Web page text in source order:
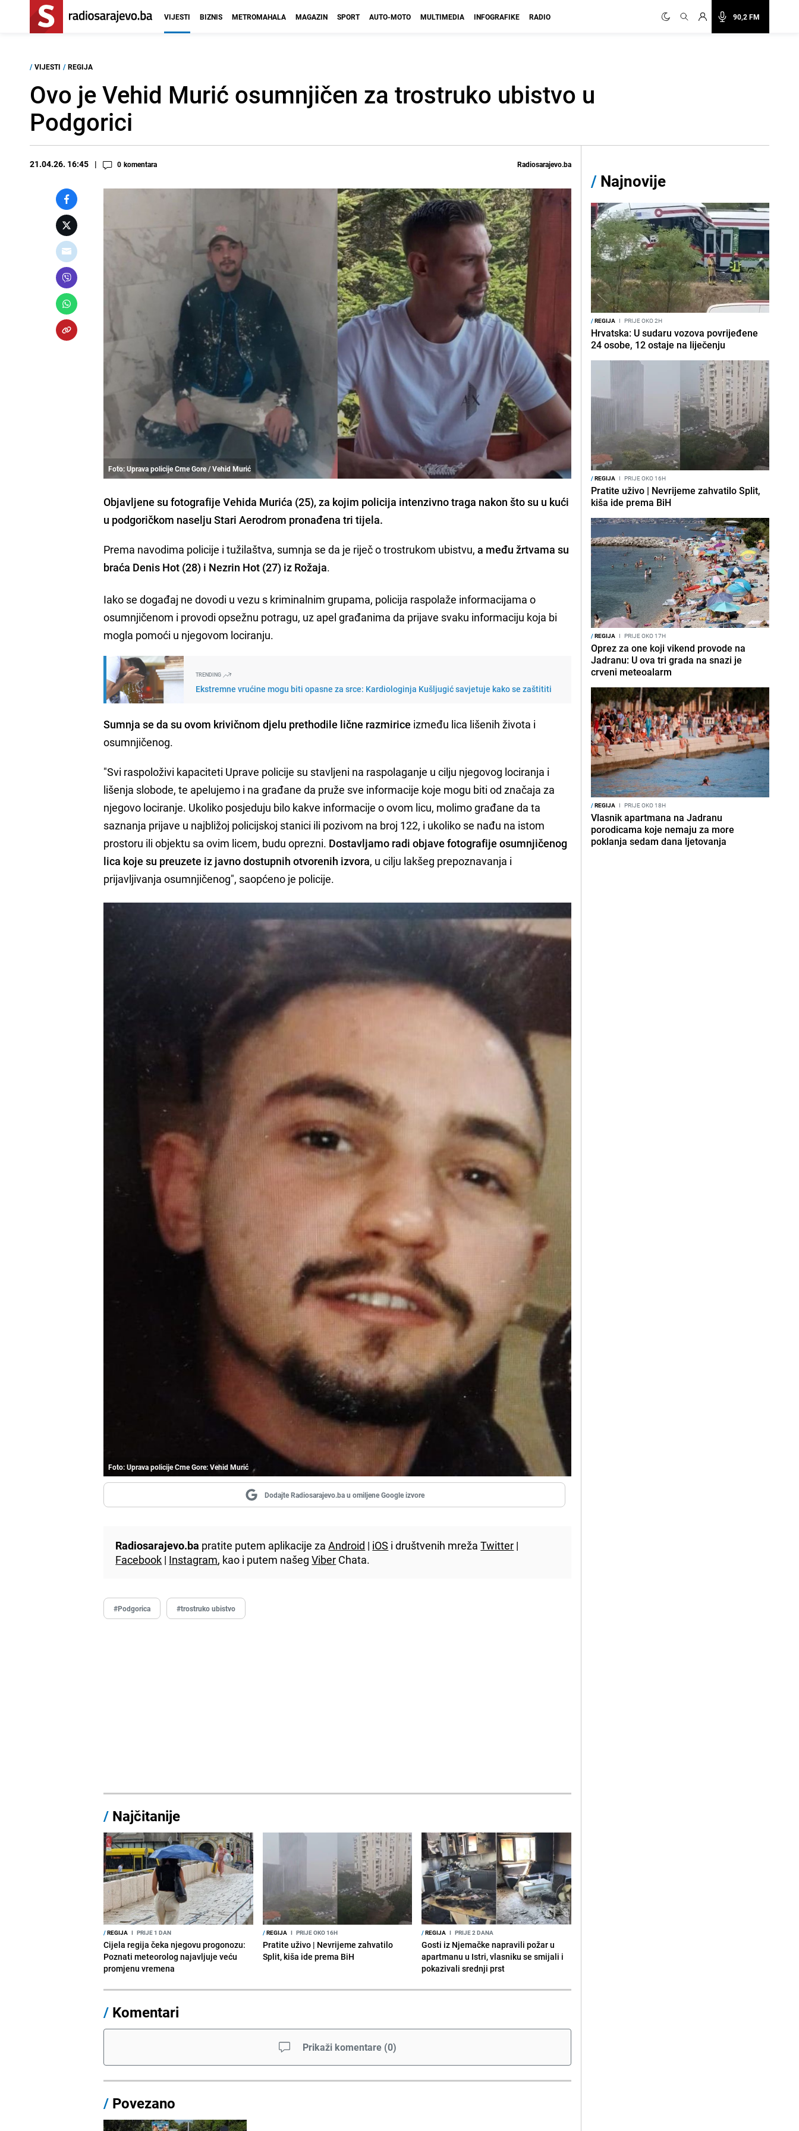
90,2 FM
VIJESTI BIZNIS METROMAHALA MAGAZIN SPORT AUTO-MOTO MULTIMEDIA INFOGRAFIKE RADIO
/ VIJESTI / REGIJA
Ovo je Vehid Murić osumnjičen za trostruko ubistvo u
Podgorici
21.04.26. 16:45 0 komentara Radiosarajevo.ba
Foto: Uprava policije Crne Gore / Vehid Murić
Objavljene su fotografije Vehida Murića (25), za kojim policija intenzivno traga nakon što su u kući
u podgoričkom naselju Stari Aerodrom pronađena tri tijela.
Prema navodima policije i tužilaštva, sumnja se da je riječ o trostrukom ubistvu,a među žrtvama su
braća Denis Hot (28) i Nezrin Hot (27) iz Rožaja.
Iako se događaj ne dovodi u vezu s kriminalnim grupama, policija raspolaže informacijama o
osumnjičenom i provodi opsežnu potragu, uz apel građanima da prijave svaku informaciju koja bi
mogla pomoći u njegovom lociranju.
TRENDING
Ekstremne vrućine mogu biti opasne za srce: Kardiologinja Kušljugić savjetuje kako se zaštititi
Sumnja se da su ovom krivičnom djelu prethodile lične razmirice između lica lišenih života i
osumnjičenog.
"Svi raspoloživi kapaciteti Uprave policije su stavljeni na raspolaganje u cilju njegovog lociranja i
lišenja slobode, te apelujemo i na građane da pruže sve informacije koje mogu biti od značaja za
njegovo lociranje. Ukoliko posjeduju bilo kakve informacije o ovom licu, molimo građane da ta
saznanja prijave u najbližoj policijskoj stanici ili pozivom na broj 122, i ukoliko se nađu na istom
prostoru ili objektu sa ovim licem, budu oprezni. Dostavljamo radi objave fotografije osumnjičenog
lica koje su preuzete iz javno dostupnih otvorenih izvora, u cilju lakšeg prepoznavanja i
prijavljivanja osumnjičenog", saopćeno je policije.
Foto: Uprava policije Crne Gore: Vehid Murić
Dodajte Radiosarajevo.ba u omiljene Google izvore
Radiosarajevo.ba pratite putem aplikacije zaAndroid | iOS i društvenih mrežaTwitter |
Facebook | Instagram, kao i putem našegViber Chata.
#Podgorica #trostruko ubistvo
/ Najčitanije
/REGIJA I PRIJE 1 DAN
Cijela regija čeka njegovu progonozu:
Poznati meteorolog najavljuje veću
promjenu vremena
/REGIJA I PRIJE OKO 16H
Pratite uživo | Nevrijeme zahvatilo
Split, kiša ide prema BiH
/REGIJA I PRIJE 2 DANA
Gosti iz Njemačke napravili požar u
apartmanu u Istri, vlasniku se smijali i
pokazivali srednji prst
/ Komentari
Prikaži komentare (0)
/ Povezano
/ Najnovije
/REGIJA I PRIJE OKO 2H
Hrvatska: U sudaru vozova povrijeđene
24 osobe, 12 ostaje na liječenju
/REGIJA I PRIJE OKO 16H
Pratite uživo | Nevrijeme zahvatilo Split,
kiša ide prema BiH
/REGIJA I PRIJE OKO 17H
Oprez za one koji vikend provode na
Jadranu: U ova tri grada na snazi je
crveni meteoalarm
/REGIJA I PRIJE OKO 18H
Vlasnik apartmana na Jadranu
porodicama koje nemaju za more
poklanja sedam dana ljetovanja